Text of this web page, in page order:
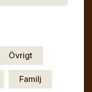
Övrigt
Familj